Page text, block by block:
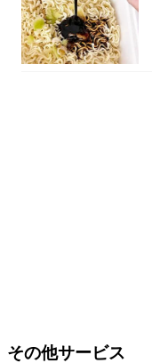
その他サービス